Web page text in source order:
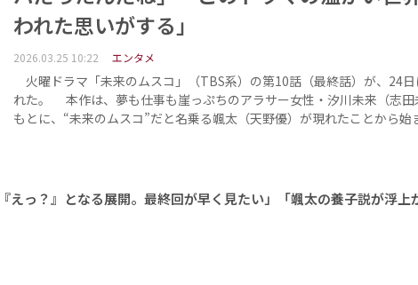
われた思いがする」
2026.03.25 10:22 エンタメ
火曜ドラマ「未来のムスコ」（TBS系）の第10話（最終話）が、24
れた。 本作は、夢も仕事も崖っぷちのアラサー女性・汐川未来（志田
もとに、“未来のムスコ”だと名乗る颯太（天野優）が現れたことから
えっ？』となる展開。最終回が早く見たい」「颯太の養子説が浮上